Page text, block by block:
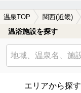
温泉TOP 関西(近畿)
温浴施設を探す
エリアから探す